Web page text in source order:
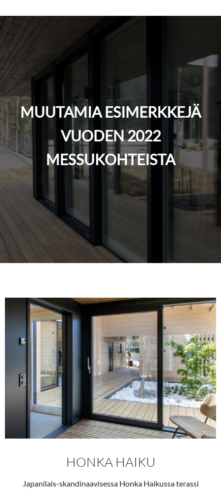
MUUTAMIA ESIMERKKEJÄ
VUODEN 2022
MESSUKOHTEISTA
HONKA HAIKU
Japanilais-skandinaavisessa Honka Haikussa terassi